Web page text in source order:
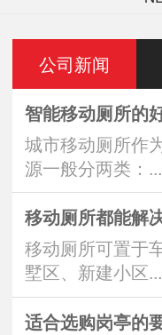
公司新闻
智能移动厕所的
城市移动厕所作
源一般分两类：...
移动厕所都能解
移动厕所可置于
墅区、新建小区...
适合选购岗亭的